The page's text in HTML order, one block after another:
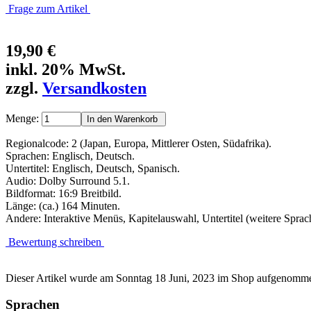
Frage zum Artikel
19,90 €
inkl. 20% MwSt.
zzgl. Versandkosten
Menge:
Regionalcode: 2 (Japan, Europa, Mittlerer Osten, Südafrika).
Sprachen: Englisch, Deutsch.
Untertitel: Englisch, Deutsch, Spanisch.
Audio: Dolby Surround 5.1.
Bildformat: 16:9 Breitbild.
Länge: (ca.) 164 Minuten.
Andere: Interaktive Menüs, Kapitelauswahl, Untertitel (weitere
Bewertung schreiben
Dieser Artikel wurde am Sonntag 18 Juni, 2023 im Shop
Sprachen